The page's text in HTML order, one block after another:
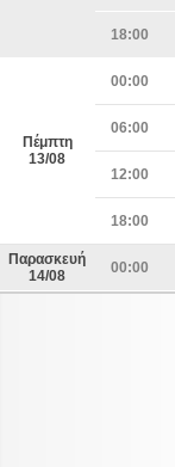
18:00
Πέμπτη
13/08
00:00
06:00
12:00
18:00
Παρασκευή
14/08
00:00